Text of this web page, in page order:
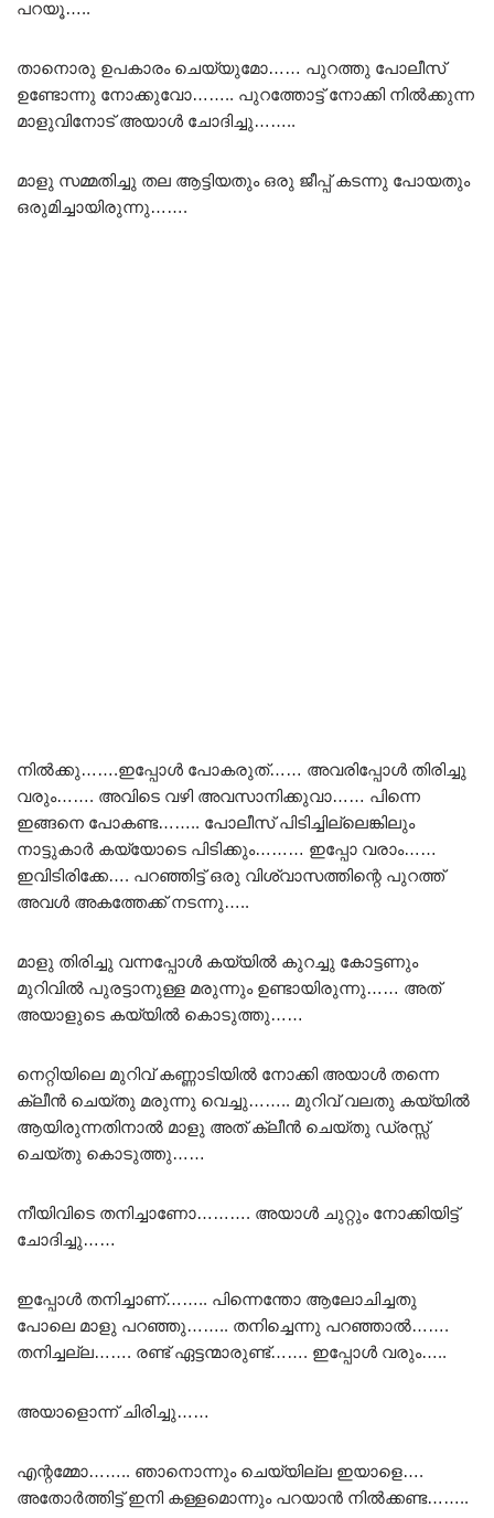
പറയൂ…..
താനൊരു ഉപകാരം ചെയ്യുമോ…… പുറത്തു പോലീസ്
ഉണ്ടോന്നു നോക്കുവോ…….. പുറത്തോട്ട് നോക്കി നിൽക്കുന്ന
മാളുവിനോട് അയാൾ ചോദിച്ചു……..
മാളു സമ്മതിച്ചു തല ആട്ടിയതും ഒരു ജീപ്പ് കടന്നു പോയതും
ഒരുമിച്ചായിരുന്നു…….
നിൽക്കു…….ഇപ്പോൾ പോകരുത്…… അവരിപ്പോൾ തിരിച്ചു
വരും……. അവിടെ വഴി അവസാനിക്കുവാ…… പിന്നെ
ഇങ്ങനെ പോകണ്ട…….. പോലീസ് പിടിച്ചില്ലെങ്കിലും
നാട്ടുകാർ കയ്യോടെ പിടിക്കും……… ഇപ്പോ വരാം……
ഇവിടിരിക്കേ…. പറഞ്ഞിട്ട് ഒരു വിശ്വാസത്തിന്റെ പുറത്ത്
അവൾ അകത്തേക്ക് നടന്നു…..
മാളു തിരിച്ചു വന്നപ്പോൾ കയ്യിൽ കുറച്ചു കോട്ടണും
മുറിവിൽ പുരട്ടാനുള്ള മരുന്നും ഉണ്ടായിരുന്നു…… അത്
അയാളുടെ കയ്യിൽ കൊടുത്തു……
നെറ്റിയിലെ മുറിവ് കണ്ണാടിയിൽ നോക്കി അയാൾ തന്നെ
ക്ലീൻ ചെയ്തു മരുന്നു വെച്ചു…….. മുറിവ് വലതു കയ്യിൽ
ആയിരുന്നതിനാൽ മാളു അത് ക്ലീൻ ചെയ്തു ഡ്രസ്സ്‌
ചെയ്തു കൊടുത്തു……
നീയിവിടെ തനിച്ചാണോ………. അയാൾ ചുറ്റും നോക്കിയിട്ട്
ചോദിച്ചു……
ഇപ്പോൾ തനിച്ചാണ്…….. പിന്നെന്തോ ആലോചിച്ചതു
പോലെ മാളു പറഞ്ഞു…….. തനിച്ചെന്നു പറഞ്ഞാൽ…….
തനിച്ചല്ല……. രണ്ട് ഏട്ടന്മാരുണ്ട്……. ഇപ്പോൾ വരും…..
അയാളൊന്ന് ചിരിച്ചു……
എന്റമ്മോ…….. ഞാനൊന്നും ചെയ്യില്ല ഇയാളെ….
അതോർത്തിട്ട് ഇനി കള്ളമൊന്നും പറയാൻ നിൽക്കണ്ട……..